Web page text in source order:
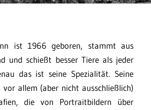
ist 1966 geboren, stammt aus
und schießt besser Tiere als jeder
das ist seine Spezialität. Seine
vor allem (aber nicht ausschließlich)
die von Portraitbildern über